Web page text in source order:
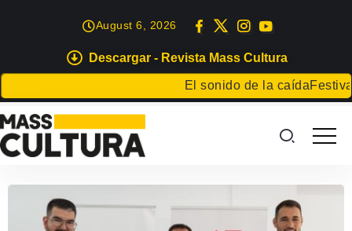
Descargar - Revista Mass Cultura
El sonido de la caídaFestival
August 6, 2026